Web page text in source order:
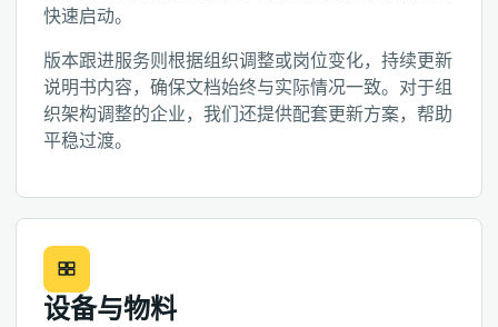
快速启动。
版本跟进服务则根据组织调整或岗位变化，持续更新
说明书内容，确保文档始终与实际情况一致。对于组
织架构调整的企业，我们还提供配套更新方案，帮助
平稳过渡。
设备与物料